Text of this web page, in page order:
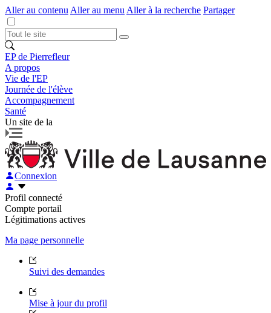
Aller au contenu Aller au menu Aller à la recherche Partager
EP de Pierrefleur
A propos
Vie de l'EP
Journée de l'élève
Accompagnement
Santé
Un site de la
Connexion
Profil connecté
Compte portail
Légitimations actives
Ma page personnelle
Suivi des demandes
Mise à jour du profil